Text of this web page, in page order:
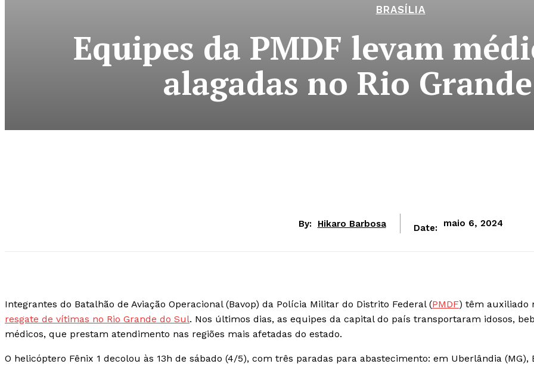
BRASÍLIA
Equipes da PMDF levam
alagadas no Rio
By: Hikaro Barbosa Date: maio 6, 2024
Integrantes do Batalhão de Aviação Operacional (Bavop) da Polícia Militar do Distrito Federal (PMDF) têm auxiliado
resgate de vítimas no Rio Grande do Sul. Nos últimos dias, as equipes da capital do país transportaram idosos,
médicos, que prestam atendimento nas regiões mais afetadas do estado.
O helicóptero Fênix 1 decolou às 13h de sábado (4/5), com três paradas para abastecimento: em Uberlândia (MG),